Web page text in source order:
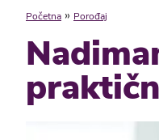
Početna » Porođaj